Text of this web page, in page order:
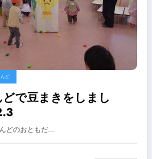
ど
で豆まきをしまし
どのおともだ…